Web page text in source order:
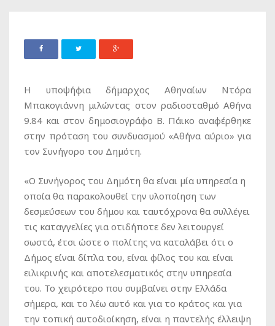
Η υποψήφια δήμαρχος Αθηναίων Ντόρα
Μπακογιάννη μιλώντας στον ραδιοσταθμό Αθήνα
9.84 και στον δημοσιογράφο B. Πάικο αναφέρθηκε
στην πρόταση του συνδυασμού «Αθήνα αύριο» για
τον Συνήγορο του Δημότη.
«Ο Συνήγορος του Δημότη θα είναι μία υπηρεσία η
οποία θα παρακολουθεί την υλοποίηση των
δεσμεύσεων του δήμου και ταυτόχρονα θα συλλέγει
τις καταγγελίες για οτιδήποτε δεν λειτουργεί
σωστά, έτσι ώστε ο πολίτης να καταλάβει ότι ο
Δήμος είναι δίπλα του, είναι φίλος του και είναι
ειλικρινής και αποτελεσματικός στην υπηρεσία
του. Το χειρότερο που συμβαίνει στην Ελλάδα
σήμερα, και το λέω αυτό και για το κράτος και για
την τοπική αυτοδιοίκηση, είναι η παντελής έλλειψη